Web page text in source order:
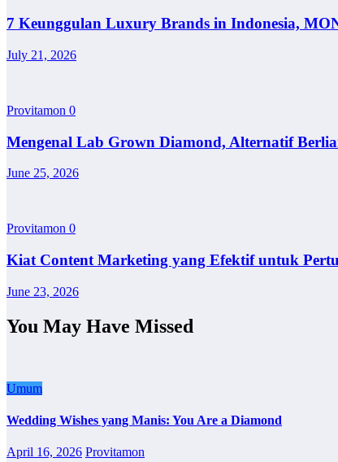
7 Keunggulan Luxury Brands in Indonesia,
July 21, 2026
Provitamon 0
Mengenal Lab Grown Diamond, Alternatif
June 25, 2026
Provitamon 0
Kiat Content Marketing yang Efektif untuk
June 23, 2026
You May Have Missed
Umum
Wedding Wishes yang Manis: You Are a Diamond
April 16, 2026 Provitamon